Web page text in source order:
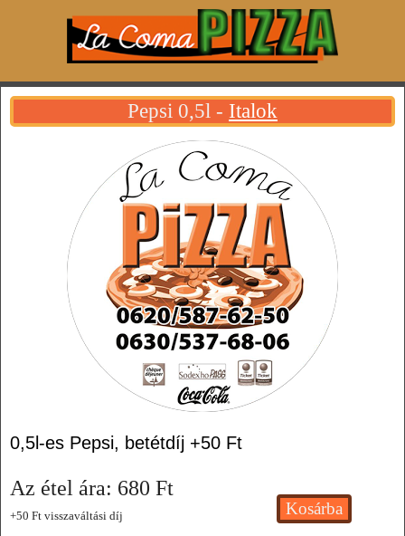
Pepsi 0,5l - Italok
0,5l-es Pepsi, betétdíj +50 Ft
Az étel ára: 680 Ft
+50 Ft visszaváltási díj